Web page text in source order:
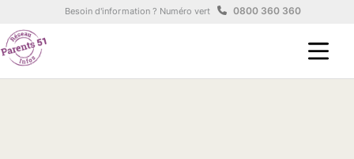
Aller au contenu principal
Besoin d'information ? Numéro vert 0800 360 360
Panneau de gestion des cookies